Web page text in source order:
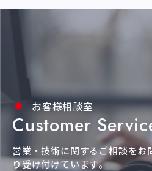
お客様相談室
Customer
営業・技術に関するご相談をお
り受け付けています。